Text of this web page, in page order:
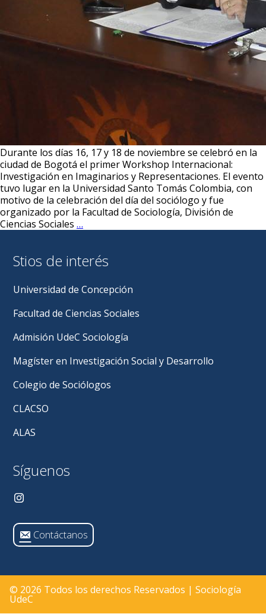
Durante los días 16, 17 y 18 de noviembre se celebró en la
ciudad de Bogotá el primer Workshop Internacional:
Investigación en Imaginarios y Representaciones. El evento
tuvo lugar en la Universidad Santo Tomás Colombia, con
motivo de la celebración del día del sociólogo y fue
organizado por la Facultad de Sociología, División de
Ciencias Sociales …
Departamento
Sociología,
participó
activamente
en
el
1er
Workshop
Internacional
de
la
Bogotá,
Colombia.
Stios de interés
Universidad de Concepción
Facultad de Ciencias Sociales
Admisión UdeC Sociología
Magíster en Investigación Social y Desarrollo
Colegio de Sociólogos
CLACSO
ALAS
Síguenos
Contáctanos
© 2026 Todos los derechos Reservados | Sociología
UdeC